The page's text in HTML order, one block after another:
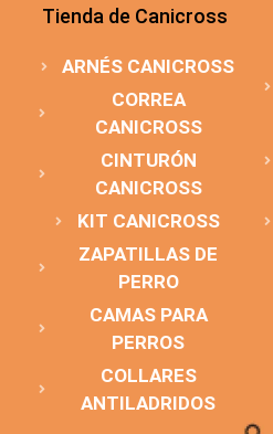
Tienda de Canicross
ARNÉS CANICROSS
CORREA
CANICROSS
CINTURÓN
CANICROSS
KIT CANICROSS
ZAPATILLAS DE
PERRO
CAMAS PARA
PERROS
COLLARES
ANTILADRIDOS